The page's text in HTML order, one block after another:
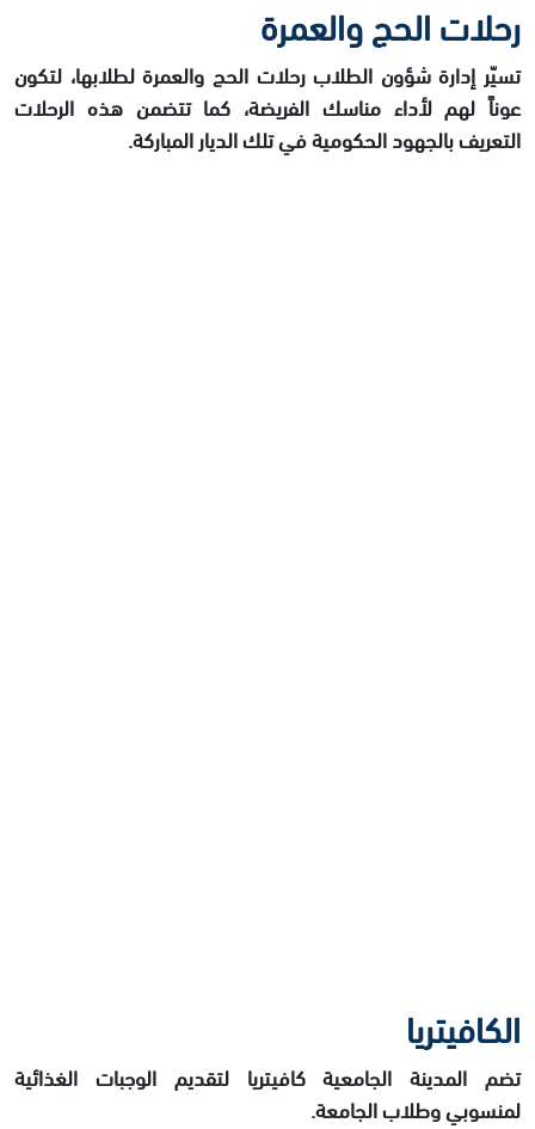
رحلات الحج والعمرة
تسيّر إدارة شؤون الطلاب رحلات الحج والعمرة لطلابها، لتكون
عوناً لهم لأداء مناسك الفريضة، كما تتضمن هذه الرحلات
التعريف بالجهود الحكومية في تلك الديار المباركة.
الكافيتريا
تضم المدينة الجامعية كافيتريا لتقديم الوجبات الغذائية
لمنسوبي وطلاب الجامعة.